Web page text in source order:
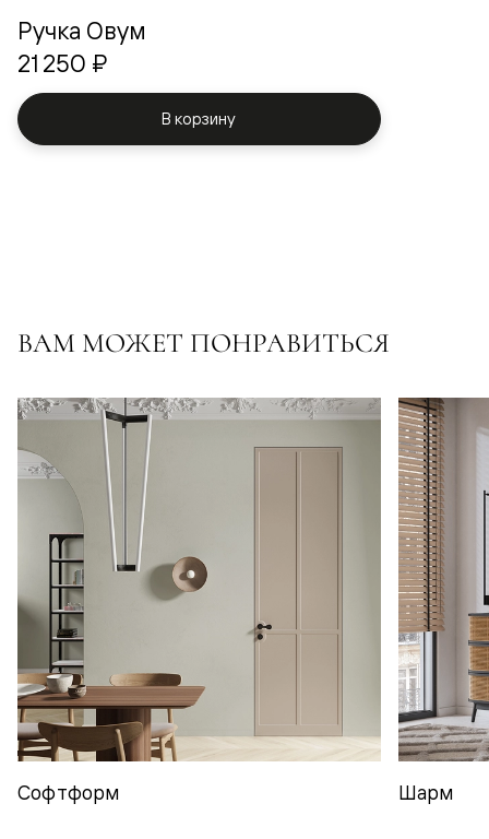
Ручка Овум
21 250 ₽
В корзину
ВАМ МОЖЕТ ПОНРАВИТЬСЯ
Софтформ Шарм